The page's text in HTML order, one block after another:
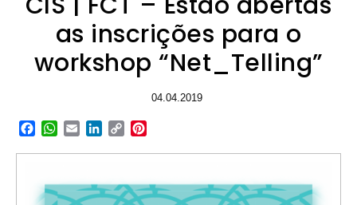
as inscrições para o
workshop “Net_Telling”
04.04.2019
Facebook
WhatsApp
EmailLinkedIn
Copy